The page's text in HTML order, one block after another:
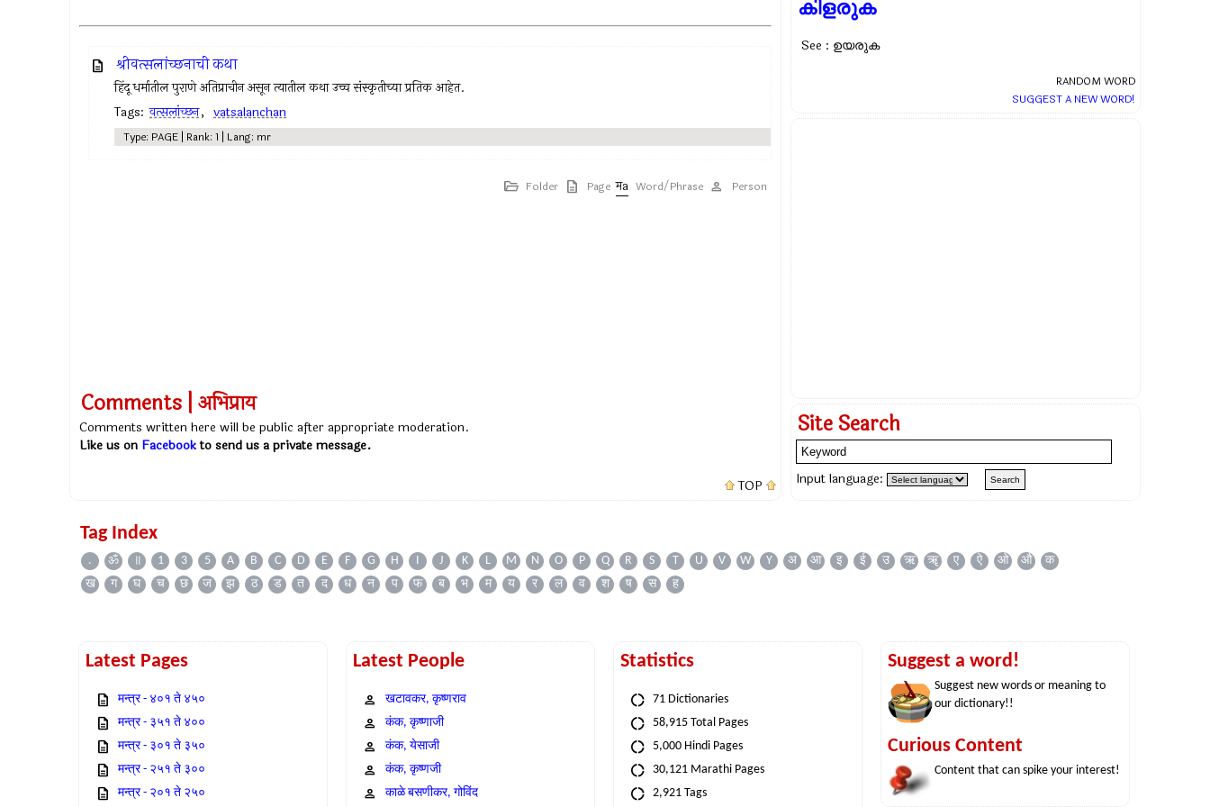
श्रीवत्सलांच्छनाची कथा
हिंदू धर्मातील पुराणे अतिप्राचीन असून त्यातील कथा उच्च संस्कृतीच्या प्रतिक आहेत.
Tags: वत्सलांच्छन, vatsalanchan
Type: PAGE | Rank: 1 | Lang: mr
Folder Page Word/Phrase Person
Comments | अभिप्राय
Comments written here will be public after appropriate moderation.
Like us on Facebookto send us a private message.
TOP
കിളരുക
See : ഉയരുക
RANDOM WORD
SUGGEST A NEW WORD!
Site Search
Input language:
Tag Index
. ॐ ॥ 1 3 5 A B C D E F G H I J K L M N O P Q R S T U V W Y अ आ इ ई उ ऋ ॠ ए ऐ ओ औ
क
ख
ग घ च छ ज झ ठ ड त द ध न प फ ब भ म य र ल व श ष स ह
Latest Pages
मन्त्र - ४०१ ते ४५०
मन्त्र - ३५१ ते ४००
मन्त्र - ३०१ ते ३५०
मन्त्र - २५१ ते ३००
मन्त्र - २०१ ते २५०
Latest People
खटावकर, कृष्णराव
कंक, कृष्णाजी
कंक, येसाजी
कंक, कृष्णजी
काळे बसणीकर, गोविंद
Statistics
71 Dictionaries
58,915 Total Pages
5,000 Hindi Pages
30,121 Marathi Pages
2,921 Tags
Suggest a word!
Suggest new words or meaning to
our dictionary!!
Curious Content
Content that can spike your interest!